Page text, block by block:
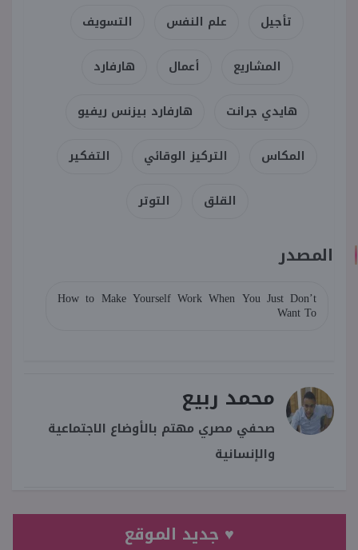
تأجيل علم النفس التسويف
المشاريع أعمال هارفارد
هايدي جرانت هارفارد بيزنس ريفيو
المكاس التركيز الوقائي التفكير
القلق التوتر
المصدر
How to Make Yourself Work When You Just Don’t
Want To
محمد ربيع
صحفي مصري مهتم بالأوضاع الاجتماعية
والإنسانية
♥ جديد الموقع